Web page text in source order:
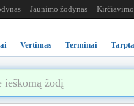
Jaunimo žodynas
Vertimas Terminai